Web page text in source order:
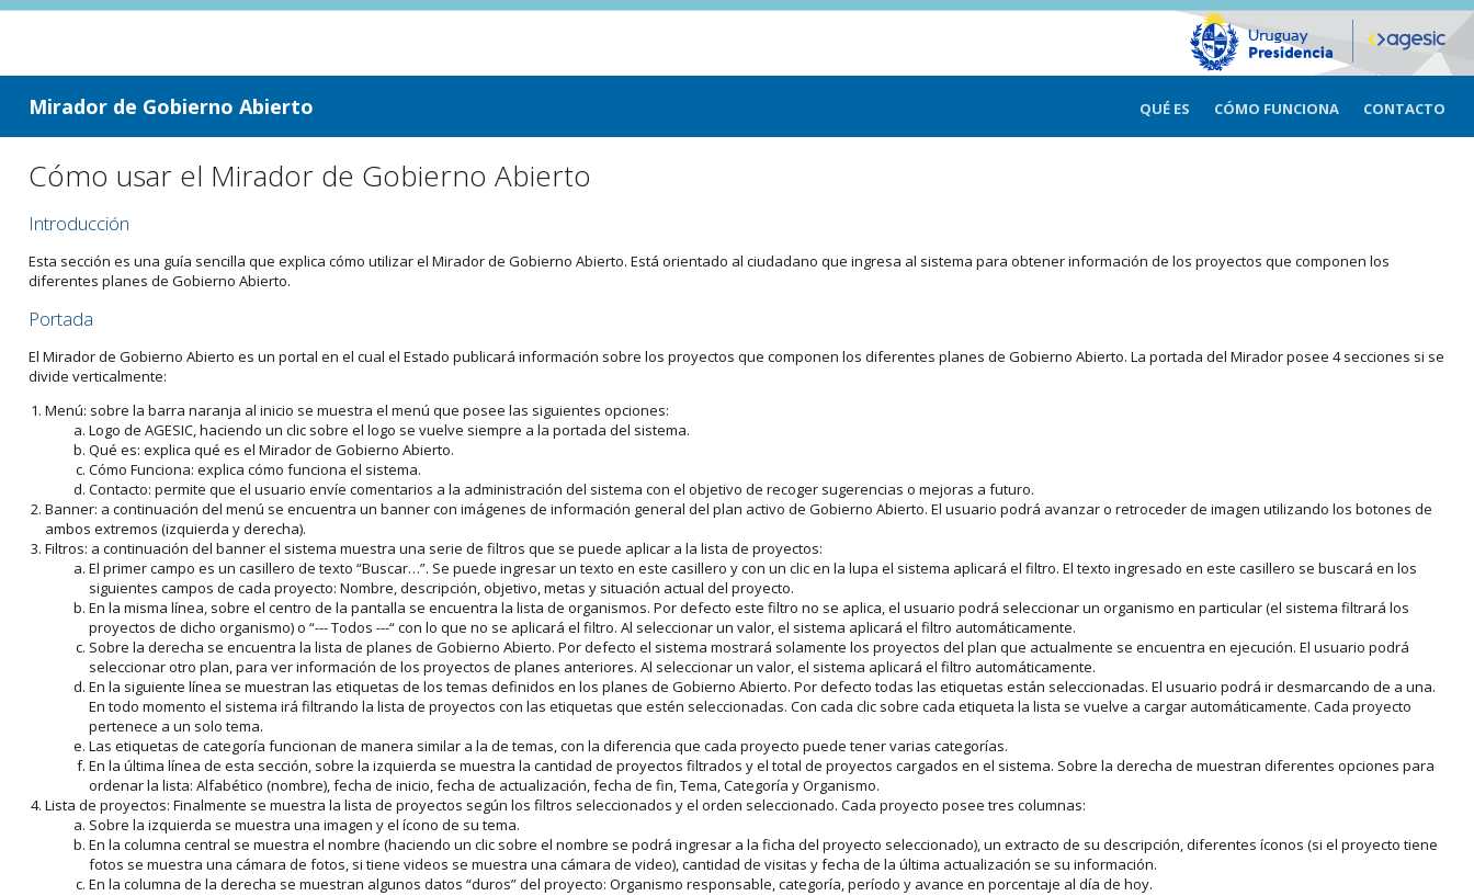
ir a contenido
ir al menú
Mirador de Gobierno Abierto QUÉ ES CÓMO FUNCIONA CONTACTO
Cómo usar el Mirador de Gobierno Abierto
Introducción
Esta sección es una guía sencilla que explica cómo utilizar el Mirador de Gobierno Abierto. Está orientado al ciudadano que ingresa al sistema para obtener información de los proyectos que componen los
diferentes planes de Gobierno Abierto.
Portada
El Mirador de Gobierno Abierto es un portal en el cual el Estado publicará información sobre los proyectos que componen los diferentes planes de Gobierno Abierto. La portada del Mirador posee 4 secciones si se
divide verticalmente:
Menú: sobre la barra naranja al inicio se muestra el menú que posee las siguientes opciones:
Logo de AGESIC, haciendo un clic sobre el logo se vuelve siempre a la portada del sistema.
Qué es: explica qué es el Mirador de Gobierno Abierto.
Cómo Funciona: explica cómo funciona el sistema.
Contacto: permite que el usuario envíe comentarios a la administración del sistema con el objetivo de recoger sugerencias o mejoras a futuro.
Banner: a continuación del menú se encuentra un banner con imágenes de información general del plan activo de Gobierno Abierto. El usuario podrá avanzar o retroceder de imagen utilizando los botones de
ambos extremos (izquierda y derecha).
Filtros: a continuación del banner el sistema muestra una serie de filtros que se puede aplicar a la lista de proyectos:
El primer campo es un casillero de texto “Buscar…”. Se puede ingresar un texto en este casillero y con un clic en la lupa el sistema aplicará el filtro. El texto ingresado en este casillero se buscará en los
siguientes campos de cada proyecto: Nombre, descripción, objetivo, metas y situación actual del proyecto.
En la misma línea, sobre el centro de la pantalla se encuentra la lista de organismos. Por defecto este filtro no se aplica, el usuario podrá seleccionar un organismo en particular (el sistema filtrará los
proyectos de dicho organismo) o “--- Todos ---“ con lo que no se aplicará el filtro. Al seleccionar un valor, el sistema aplicará el filtro automáticamente.
Sobre la derecha se encuentra la lista de planes de Gobierno Abierto. Por defecto el sistema mostrará solamente los proyectos del plan que actualmente se encuentra en ejecución. El usuario podrá
seleccionar otro plan, para ver información de los proyectos de planes anteriores. Al seleccionar un valor, el sistema aplicará el filtro automáticamente.
En la siguiente línea se muestran las etiquetas de los temas definidos en los planes de Gobierno Abierto. Por defecto todas las etiquetas están seleccionadas. El usuario podrá ir desmarcando de a una.
En todo momento el sistema irá filtrando la lista de proyectos con las etiquetas que estén seleccionadas. Con cada clic sobre cada etiqueta la lista se vuelve a cargar automáticamente. Cada proyecto
pertenece a un solo tema.
Las etiquetas de categoría funcionan de manera similar a la de temas, con la diferencia que cada proyecto puede tener varias categorías.
En la última línea de esta sección, sobre la izquierda se muestra la cantidad de proyectos filtrados y el total de proyectos cargados en el sistema. Sobre la derecha de muestran diferentes opciones para
ordenar la lista: Alfabético (nombre), fecha de inicio, fecha de actualización, fecha de fin, Tema, Categoría y Organismo.
Lista de proyectos: Finalmente se muestra la lista de proyectos según los filtros seleccionados y el orden seleccionado. Cada proyecto posee tres columnas:
Sobre la izquierda se muestra una imagen y el ícono de su tema.
En la columna central se muestra el nombre (haciendo un clic sobre el nombre se podrá ingresar a la ficha del proyecto seleccionado), un extracto de su descripción, diferentes íconos (si el proyecto tiene
fotos se muestra una cámara de fotos, si tiene videos se muestra una cámara de video), cantidad de visitas y fecha de la última actualización se su información.
En la columna de la derecha se muestran algunos datos “duros” del proyecto: Organismo responsable, categoría, período y avance en porcentaje al día de hoy.